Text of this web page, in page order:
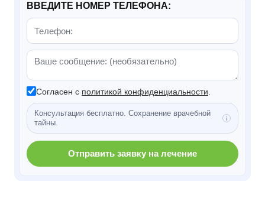
ВВЕДИТЕ НОМЕР ТЕЛЕФОНА:
Согласен с политикой конфиденциальности
Консультация бесплатно. Сохранение врачебной
тайны.
Отправить заявку на лечение